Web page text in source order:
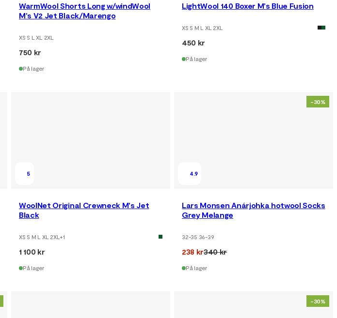
WarmWool Shorts Long w/windWool
M's V2 Jet Black/Marengo
XS S L XL 2XL
750 kr
På lager
LightWool 140 Boxer M's Blue Fusion
XS S M L XL 2XL
450 kr
På lager
5
WoolNet Original Crewneck M's Jet
Black
XS S M L XL 2XL+1
1 100 kr
På lager
-30%
4.9
Lars Monsen Anárjohka hotwool Socks
Grey Melange
32-35 36-39
238 kr340 kr
På lager
-30%